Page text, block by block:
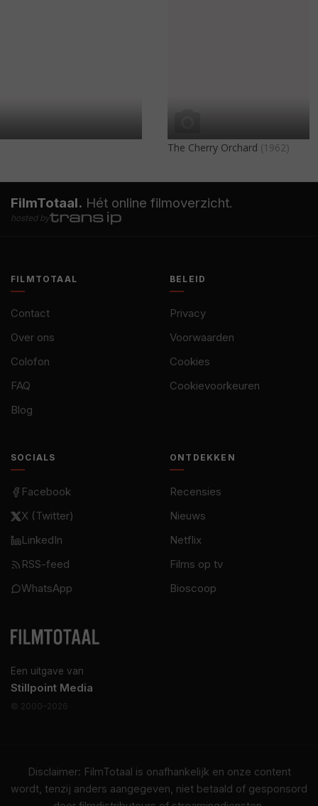
The Cherry Orchard (1962)
FilmTotaal. Hét online filmoverzicht.
hosted by
Een uitgave van
Stillpoint Media
© 2000–2026
FILMTOTAAL
Contact
Over ons
Colofon
FAQ
Blog
BELEID
Privacy
Voorwaarden
Cookies
Cookievoorkeuren
SOCIALS
Facebook
X (Twitter)
LinkedIn
RSS-feed
WhatsApp
ONTDEKKEN
Recensies
Nieuws
Netflix
Films op tv
Bioscoop
Disclaimer: FilmTotaal is onafhankelijk en onze content
wordt, tenzij anders aangegeven, niet betaald of gesponsord